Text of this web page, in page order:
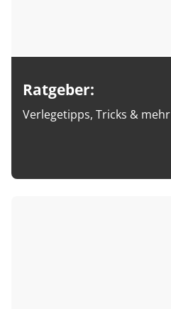
Ratgeber:
Verlegetipps, Tricks & mehr